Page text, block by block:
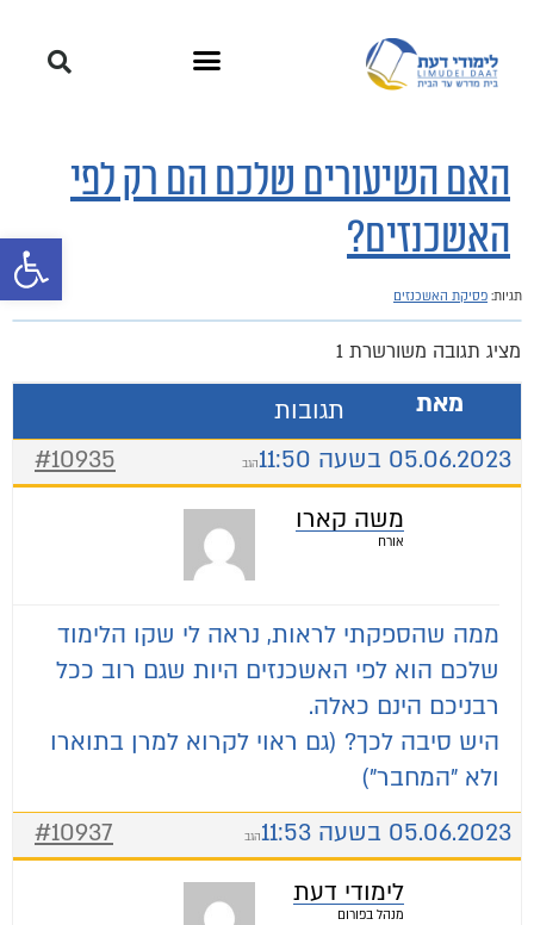
פתח
האם השיעורים שלכם הם רק לפי
האשכנזים?
תגיות: פסיקת האשכנזים
מציג תגובה משורשרת 1
מאת
תגובות
05.06.2023 בשעה 11:50
#10935 הגב
משה קארו
אורח
ממה שהספקתי לראות, נראה לי שקו הלימוד
שלכם הוא לפי האשכנזים היות שגם רוב ככל
רבניכם הינם כאלה.
היש סיבה לכך? (גם ראוי לקרוא למרן בתוארו
ולא "המחבר")
05.06.2023 בשעה 11:53
#10937 הגב
לימודי דעת
מנהל בפורום